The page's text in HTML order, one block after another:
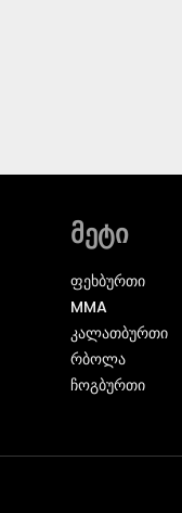
მეტი
ᲤᲔᲮᲑᲣᲠᲗᲘ
MMA
ᲙᲐᲚᲐᲗᲑᲣᲠᲗᲘ
ᲠᲑᲝᲚᲐ
ᲩᲝᲒᲑᲣᲠᲗᲘ